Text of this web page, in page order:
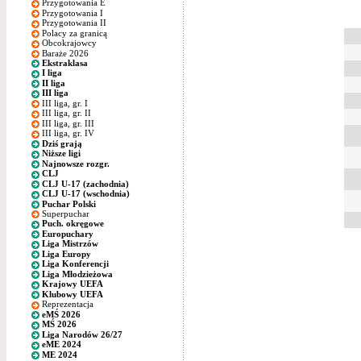
Przygotowania E
Przygotowania I
Przygotowania II
Polacy za granicą
Obcokrajowcy
Baraże 2026
Ekstraklasa
I liga
II liga
III liga
III liga, gr. I
III liga, gr. II
III liga, gr. III
III liga, gr. IV
Dziś grają
Niższe ligi
Najnowsze rozgr.
CLJ
CLJ U-17 (zachodnia)
CLJ U-17 (wschodnia)
Puchar Polski
Superpuchar
Puch. okręgowe
Europuchary
Liga Mistrzów
Liga Europy
Liga Konferencji
Liga Młodzieżowa
Krajowy UEFA
Klubowy UEFA
Reprezentacja
eMŚ 2026
MŚ 2026
Liga Narodów 26/27
eME 2024
ME 2024